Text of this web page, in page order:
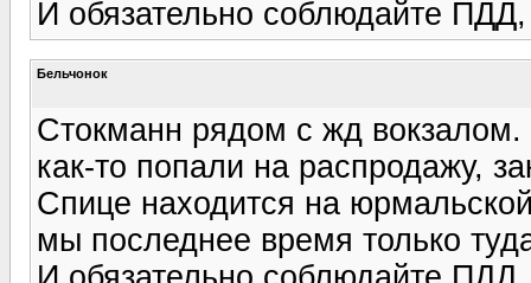
И обязательно соблюдайте
Бельчонок
Стокманн рядом с жд
как-то попали на распродажу,
Спице находится на
мы последнее время только